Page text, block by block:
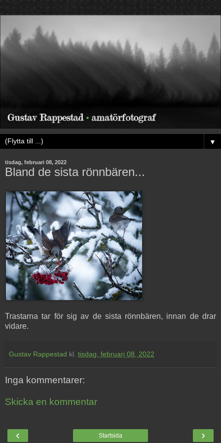
▼
tisdag, februari 08, 2022
Bland de sista rönnbären...
Trastarna tar för sig av de sista rönnbären, innan de drar
vidare.
Gustav Rappestad kl. tisdag, februari 08, 2022
Inga kommentarer:
Skicka en kommentar
‹ ›
Startsida